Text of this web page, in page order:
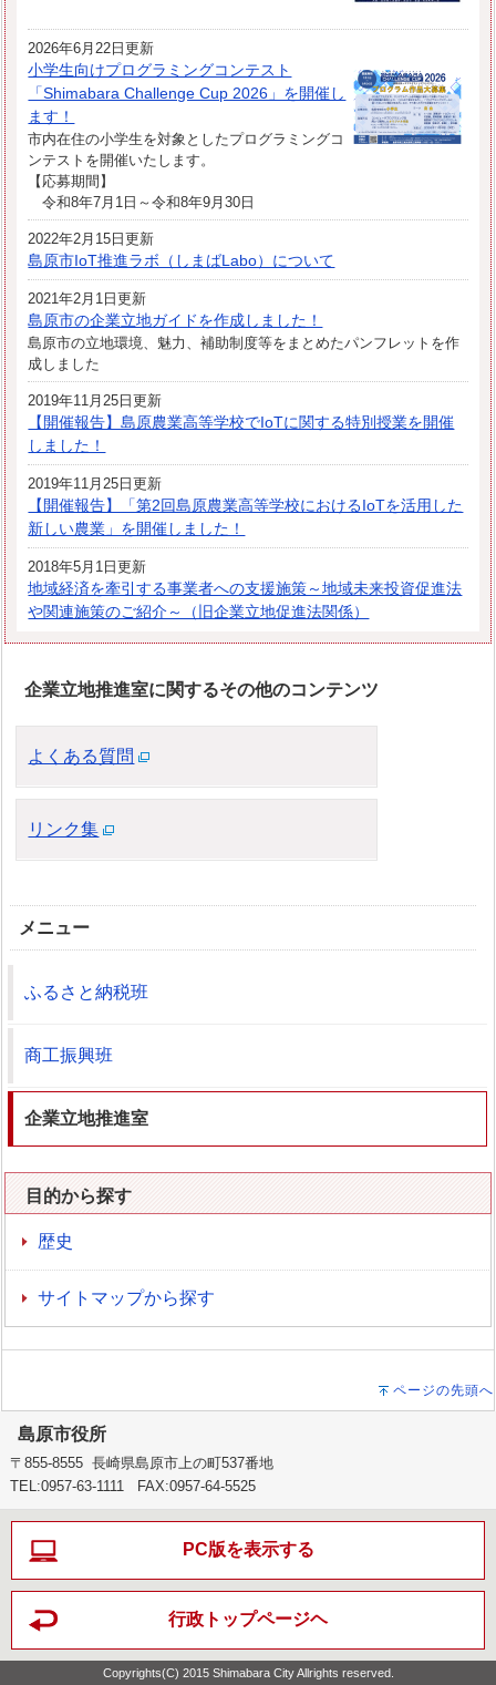
2026年6月22日更新
小学生向けプログラミングコンテスト
「Shimabara Challenge Cup 2026」を開催し
ます！
市内在住の小学生を対象としたプログラミングコ
ンテストを開催いたします。
【応募期間】
令和8年7月1日～令和8年9月30日
2022年2月15日更新
島原市IoT推進ラボ（しまばLabo）について
2021年2月1日更新
島原市の企業立地ガイドを作成しました！
島原市の立地環境、魅力、補助制度等をまとめたパンフレットを作
成しました
2019年11月25日更新
【開催報告】島原農業高等学校でIoTに関する特別授業を開催
しました！
2019年11月25日更新
【開催報告】「第2回島原農業高等学校におけるIoTを活用した
新しい農業」を開催しました！
2018年5月1日更新
地域経済を牽引する事業者への支援施策～地域未来投資促進法
や関連施策のご紹介～（旧企業立地促進法関係）
企業立地推進室に関するその他のコンテンツ
よくある質問
リンク集
メニュー
ふるさと納税班
商工振興班
企業立地推進室
目的から探す
歴史
サイトマップから探す
ページの先頭へ
島原市役所
〒855-8555 長崎県島原市上の町537番地
TEL:0957-63-1111 FAX:0957-64-5525
PC版を表示する
行政トップページヘ
Copyrights(C) 2015 Shimabara City Allrights reserved.